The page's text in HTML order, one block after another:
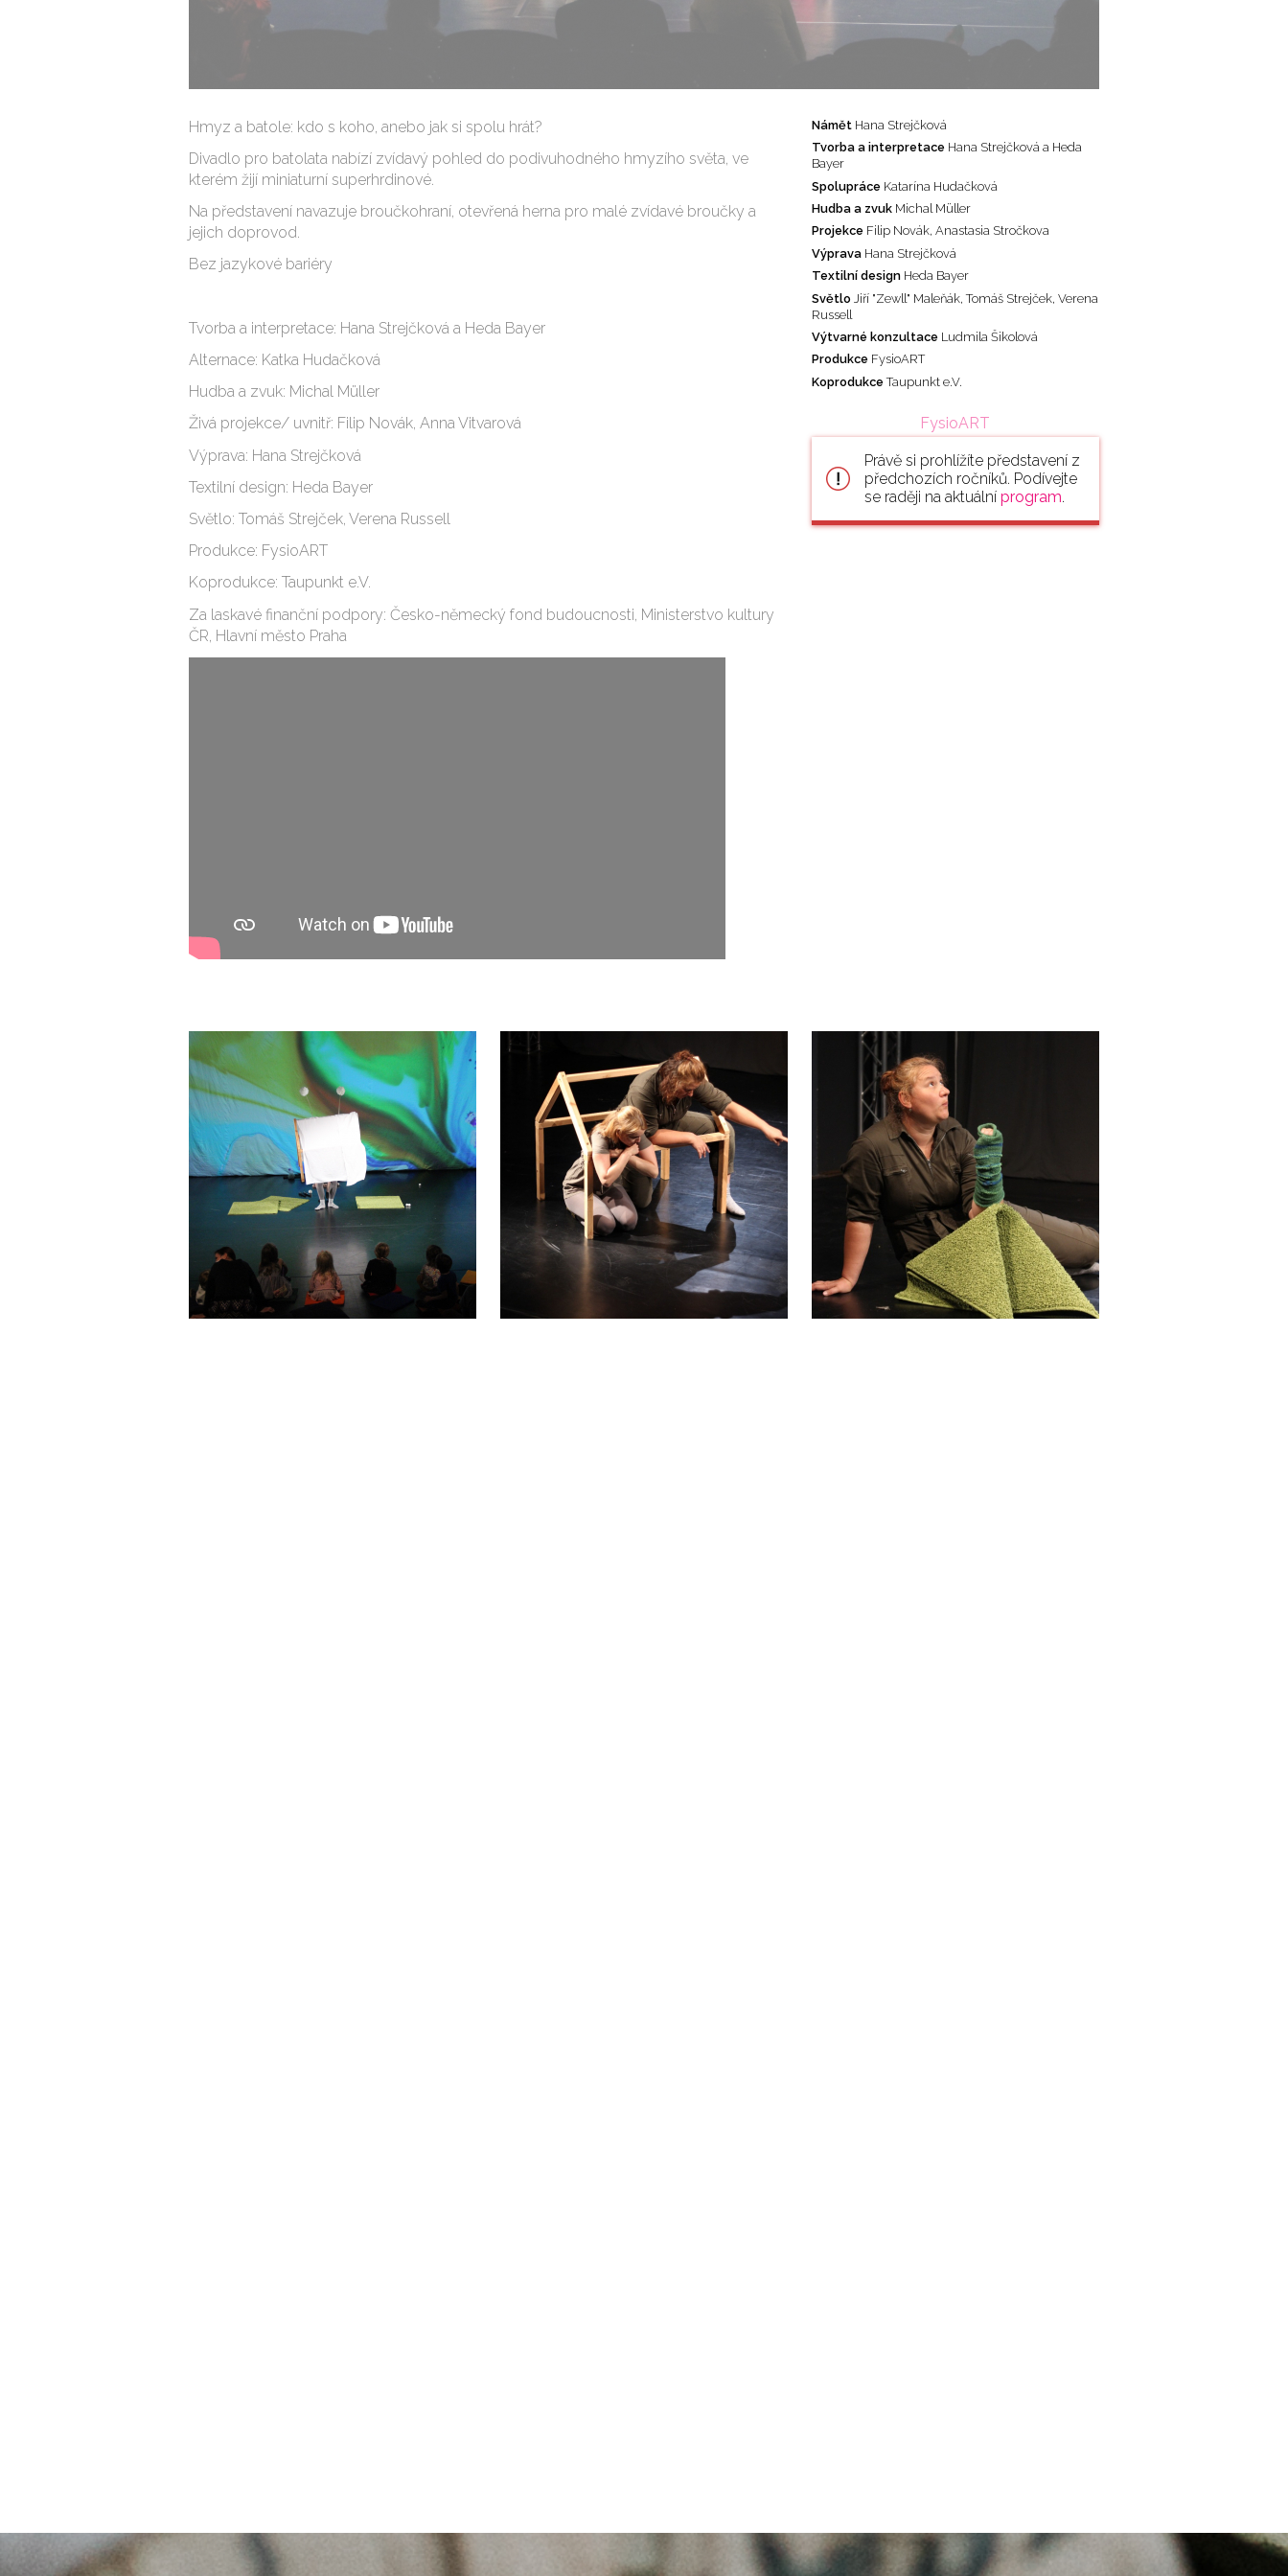
Hmyz a batole: kdo s koho, anebo jak si spolu hrát?
Divadlo pro batolata nabízí zvídavý pohled do podivuhodného hmyzího světa, ve
kterém žijí miniaturní superhrdinové.
Na představení navazuje broučkohraní, otevřená herna pro malé zvídavé broučky a
jejich doprovod.
Bez jazykové bariéry
Tvorba a interpretace: Hana Strejčková a Heda Bayer
Alternace: Katka Hudačková
Hudba a zvuk: Michal Müller
Živá projekce/ uvnitř: Filip Novák, Anna Vitvarová
Výprava: Hana Strejčková
Textilní design: Heda Bayer
Světlo: Tomáš Strejček, Verena Russell
Produkce: FysioART
Koprodukce: Taupunkt e.V.
Za laskavé finanční podpory: Česko-německý fond budoucnosti, Ministerstvo kultury
ČR, Hlavní město Praha
Námět Hana Strejčková
Tvorba a interpretace Hana Strejčková a Heda
Bayer
Spolupráce Katarína Hudačková
Hudba a zvuk Michal Müller
Projekce Filip Novák, Anastasia Stročkova
Výprava Hana Strejčková
Textilní design Heda Bayer
Světlo Jiří "Zewll" Maleňák, Tomáš Strejček, Verena
Russell
Výtvarné konzultace Ludmila Šikolová
Produkce FysioART
Koprodukce Taupunkt e.V.
FysioART
Právě si prohlížíte představení z
předchozích ročníků. Podívejte
se raději na aktuální program.